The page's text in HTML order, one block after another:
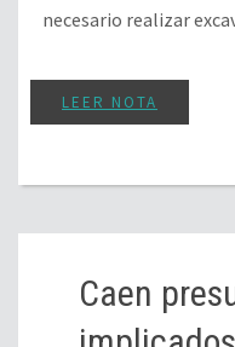
necesario realizar
LEER NOTA
Caen